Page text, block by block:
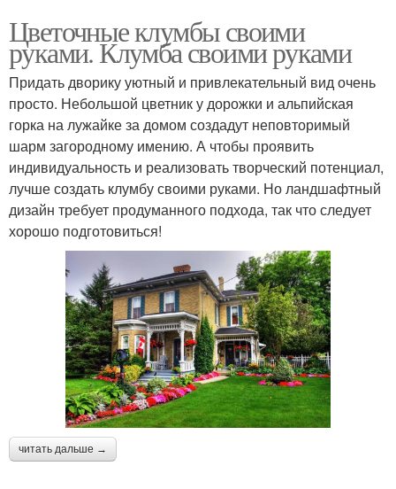
Цветочные клумбы своими
руками. Клумба своими руками
Придать дворику уютный и привлекательный вид очень
просто. Небольшой цветник у дорожки и альпийская
горка на лужайке за домом создадут неповторимый
шарм загородному имению. А чтобы проявить
индивидуальность и реализовать творческий потенциал,
лучше создать клумбу своими руками. Но ландшафтный
дизайн требует продуманного подхода, так что следует
хорошо подготовиться!
читать дальше →